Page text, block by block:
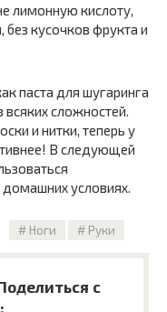
лимонную кислоту,
кусочков фрукта и
паста для шугаринга
всяких сложностей.
и нитки, теперь у
В следующей
условиях.
Ноги Руки
с